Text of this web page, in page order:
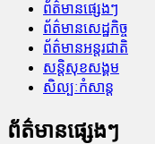
ព័ត៌មានផ្សេងៗ
ព័ត៌មានសេដ្ឋកិច្ច
ព័ត៌មានអន្តរជាតិ
សន្តិសុខសង្គម
សិល្បៈកំសាន្ត
ព័ត៌មានផ្សេងៗ